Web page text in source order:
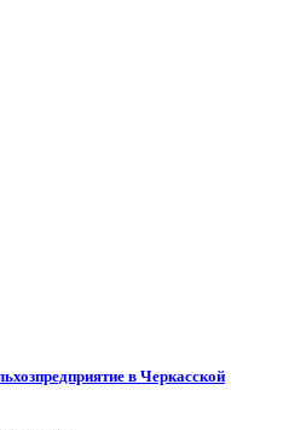
в Черкасской